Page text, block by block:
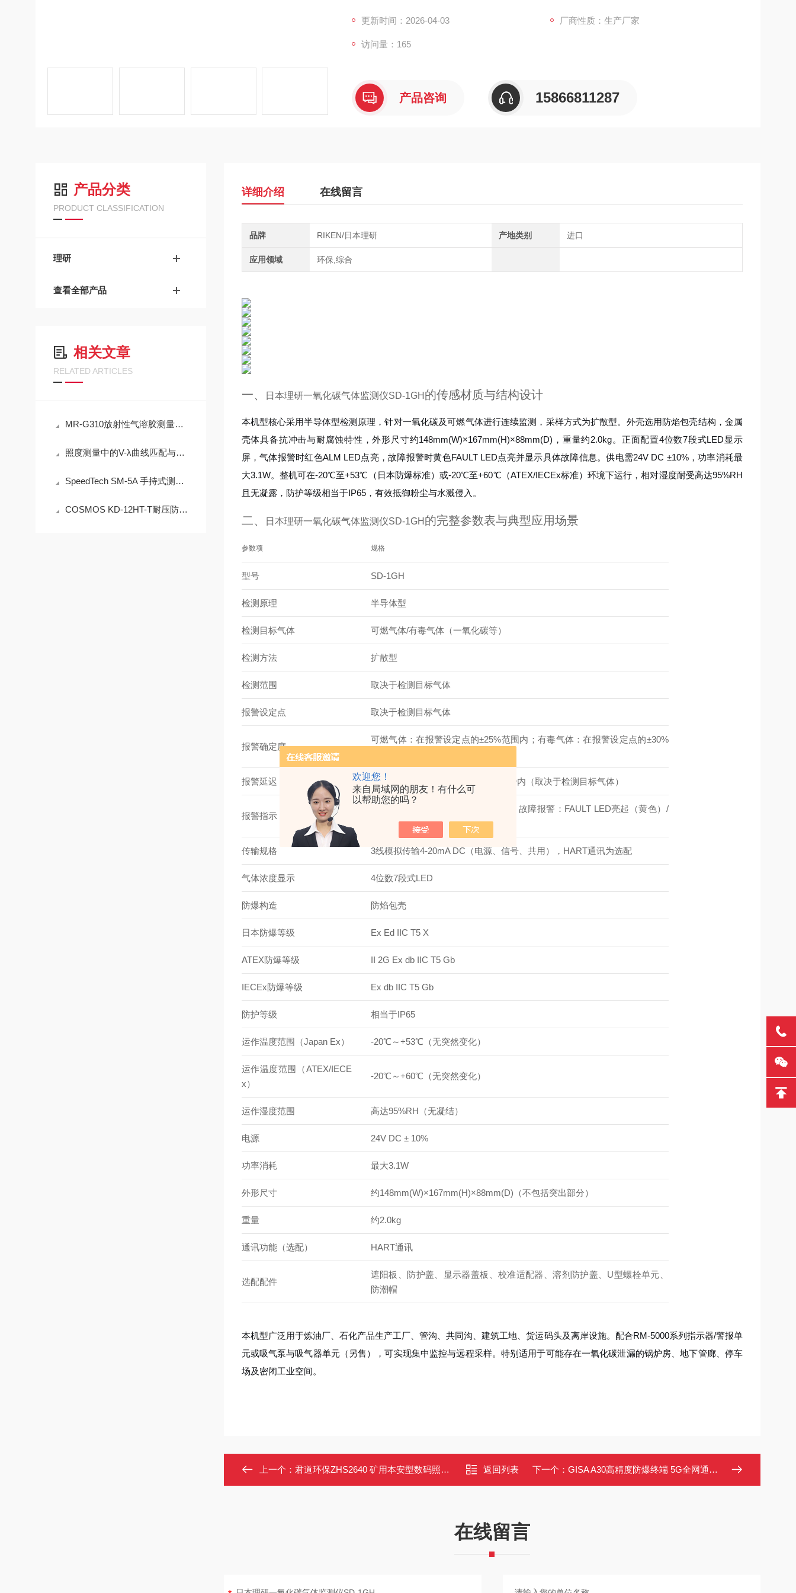
欢迎您！
来自局域网的朋友！有什么可
以帮助您的吗？
更新时间：2026-04-03 厂商性质：生产厂家
访问量：165
产品咨询 15866811287
产品分类
PRODUCT CLASSIFICATION
理研
查看全部产品
相关文章
RELATED ARTICLES
MR-G310放射性气溶胶测量仪：连续采样与实时测量一体化设计
照度测量中的V-λ曲线匹配与余弦校正误差分析——以硅光电二极管照度计为例
SpeedTech SM-5A 手持式测深仪声学测量原理与性能分析
COSMOS KD-12HT-T耐压防爆NMP炉内直插检测设备工程设计指南
详细介绍 在线留言
品牌 RIKEN/日本理研 产地类别 进口
应用领域 环保,综合
一、 日本理研一氧化碳气体监测仪SD-1GH 的传感材质与结构设计
本机型核心采用半导体型检测原理，针对一氧化碳及可燃气体进行连续监测，采样方式为扩散型。外壳选用防焰包壳结构，金属
壳体具备抗冲击与耐腐蚀特性，外形尺寸约148mm(W)×167mm(H)×88mm(D)，重量约2.0kg。正面配置4位数7段式LED显示
屏，气体报警时红色ALM LED点亮，故障报警时黄色FAULT LED点亮并显示具体故障信息。供电需24V DC ±10%，功率消耗最
大3.1W。整机可在-20℃至+53℃（日本防爆标准）或-20℃至+60℃（ATEX/IECEx标准）环境下运行，相对湿度耐受高达95%RH
且无凝露，防护等级相当于IP65，有效抵御粉尘与水溅侵入。
二、 日本理研一氧化碳气体监测仪SD-1GH 的完整参数表与典型应用场景
参数项 规格
型号 SD-1GH
检测原理 半导体型
检测目标气体 可燃气体/有毒气体（一氧化碳等）
检测方法 扩散型
检测范围 取决于检测目标气体
报警设定点 取决于检测目标气体
报警确定度
可燃气体：在报警设定点的±25%范围内；有毒气体：在报警设定点的±30%
报警延迟 气体达到报警设定点1.6倍后30或60秒内（取决于检测目标气体）
报警指示
气体报警：ALM LED亮起（红色）；故障报警：FAULT LED亮起（黄色）/
显示信息
传输规格 3线模拟传输4-20mA DC（电源、信号、共用），HART通讯为选配
气体浓度显示 4位数7段式LED
防爆构造 防焰包壳
日本防爆等级 Ex Ed IIC T5 X
ATEX防爆等级 II 2G Ex db IIC T5 Gb
IECEx防爆等级 Ex db IIC T5 Gb
防护等级 相当于IP65
运作温度范围（Japan Ex） -20℃～+53℃（无突然变化）
运作温度范围（ATEX/IECE
x）
-20℃～+60℃（无突然变化）
运作湿度范围 高达95%RH（无凝结）
电源 24V DC ± 10%
功率消耗 最大3.1W
外形尺寸 约148mm(W)×167mm(H)×88mm(D)（不包括突出部分）
重量 约2.0kg
通讯功能（选配） HART通讯
选配配件
遮阳板、防护盖、显示器盖板、校准适配器、溶剂防护盖、U型螺栓单元、
防潮帽
本机型广泛用于炼油厂、石化产品生产工厂、管沟、共同沟、建筑工地、货运码头及离岸设施。配合RM-5000系列指示器/警报单
元或吸气泵与吸气器单元（另售），可实现集中监控与远程采样。特别适用于可能存在一氧化碳泄漏的锅炉房、地下管廊、停车
场及密闭工业空间。
上一个： 君道环保ZHS2640 矿用本安型数码照相机用于危险场所的勘察取证 返回列表 下一个： GISA A30高精度防爆终端 5G全网通双Wi-Fi6 NFC识别巡护手持机
在线留言